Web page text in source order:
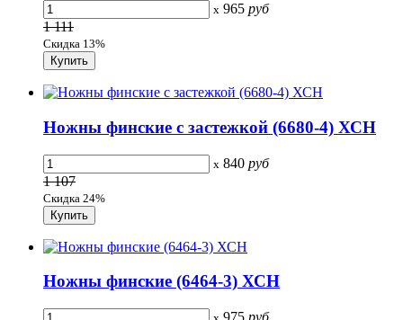
x 965 руб
1 111
Скидка 13%
Ножны финские с застежкой (6680-4) ХСН
x 840 руб
1 107
Скидка 24%
Ножны финские (6464-3) ХСН
975 руб